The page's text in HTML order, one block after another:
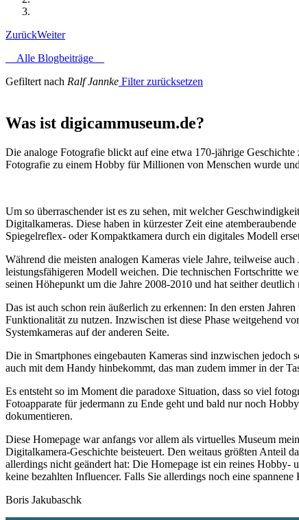
ZurückWeiter
Alle Blogbeiträge
Gefiltert nach Ralf Jannke Filter zurücksetzen
Was ist digicammuseum.de?
Die analoge Fotografie blickt auf eine etwa 170-jährige
Fotografie zu einem Hobby für Millionen von Menschen wurde
Um so überraschender ist es zu sehen, mit welcher
Digitalkameras. Diese haben in kürzester Zeit eine
Spiegelreflex- oder Kompaktkamera durch ein digitales Modell
Während die meisten analogen Kameras viele Jahre, teilweise
leistungsfähigeren Modell weichen. Die technischen Fortschritte
seinen Höhepunkt um die Jahre 2008-2010 und hat seither deutlich
Das ist auch schon rein äußerlich zu erkennen: In den ersten
Funktionalität zu nutzen. Inzwischen ist diese Phase weitgehend
Systemkameras auf der anderen Seite.
Die in Smartphones eingebauten Kameras sind inzwischen jedoch
auch mit dem Handy hinbekommt, das man zudem immer in der
Es entsteht so im Moment die paradoxe Situation, dass so viel
Fotoapparate für jedermann zu Ende geht und bald nur noch
dokumentieren.
Diese Homepage war anfangs vor allem als virtuelles Museum
Digitalkamera-Geschichte beisteuert. Den weitaus größten Anteil
allerdings nicht geändert hat: Die Homepage ist ein reines Hobby-
keine bezahlten Influencer. Falls Sie allerdings noch eine
Boris Jakubaschk